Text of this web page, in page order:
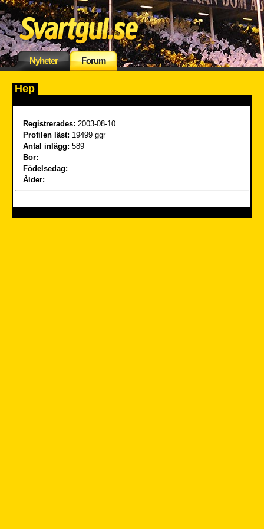
Nyheter Forum
Hep
Registrerades: 2003-08-10
Profilen läst: 19499 ggr
Antal inlägg: 589
Bor:
Födelsedag:
Ålder: